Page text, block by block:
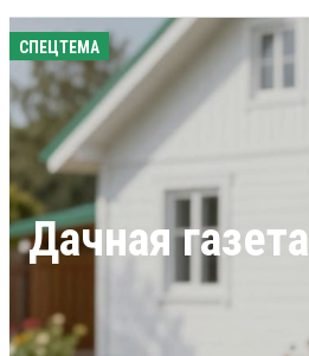
СПЕЦТЕМА
Дачная газета